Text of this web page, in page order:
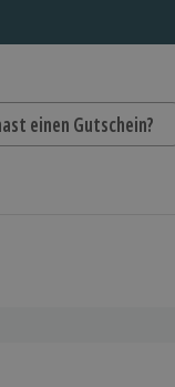
einen Gutschein?